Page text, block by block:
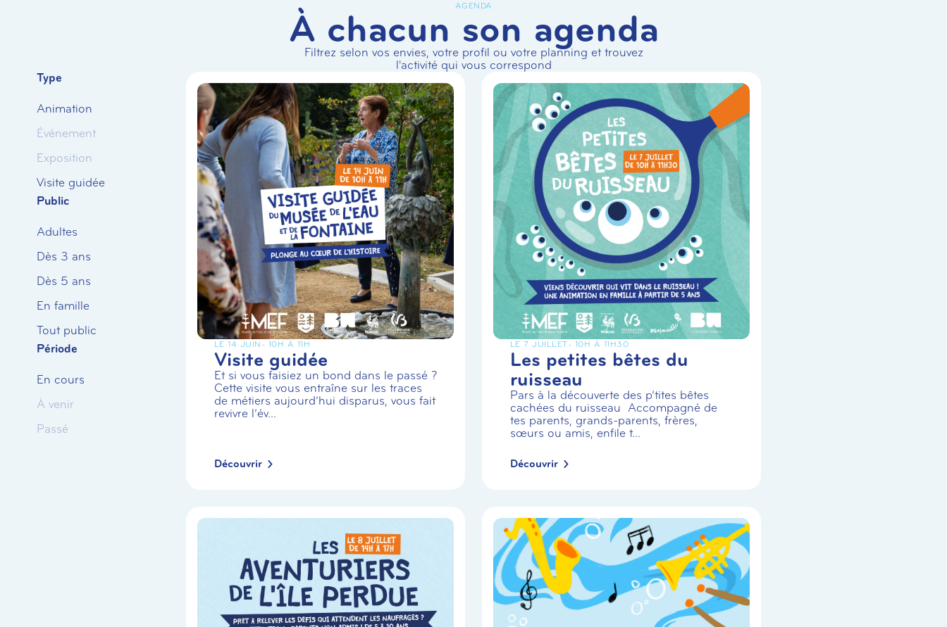
AGENDA
À chacun son agenda
Filtrez selon vos envies, votre profil ou votre planning et trouvez
l'activité qui vous correspond
Type
Animation
Événement
Exposition
Visite guidée
Public
Adultes
Dès 3 ans
Dès 5 ans
En famille
Tout public
Période
En cours
À venir
Passé
LE 14 JUIN - 10H À 11H
Visite guidée
Et si vous faisiez un bond dans le passé ?
Cette visite vous entraîne sur les traces
de métiers aujourd’hui disparus, vous fait
revivre l’év...
Découvrir
LE 7 JUILLET- 10H À 11H30
Les petites bêtes du
ruisseau
Pars à la découverte des p’tites bêtes
cachées du ruisseau Accompagné de
tes parents, grands-parents, frères,
sœurs ou amis, enfile t...
Découvrir